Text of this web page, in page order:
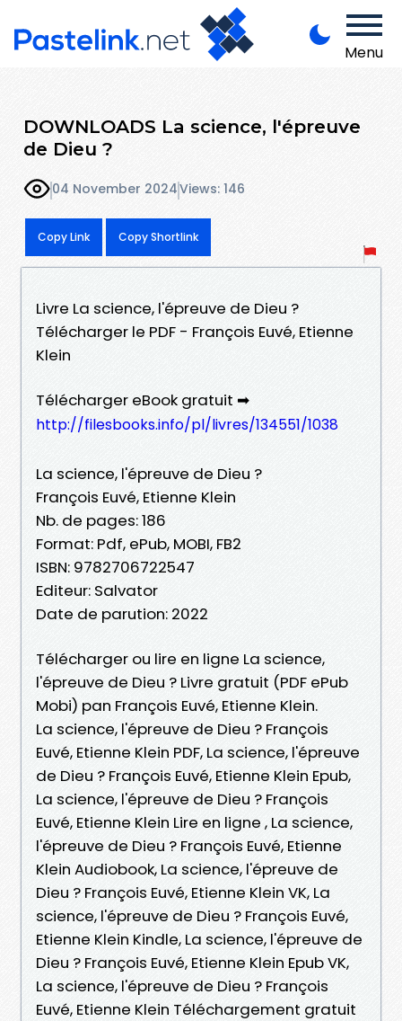
Menu
DOWNLOADS La science, l'épreuve
de Dieu ?
04 November 2024Views: 146
Copy Link Copy Shortlink
Livre La science, l'épreuve de Dieu ?
Télécharger le PDF - François Euvé, Etienne
Klein
Télécharger eBook gratuit ➡
http://filesbooks.info/pl/livres/134551/1038
La science, l'épreuve de Dieu ?
François Euvé, Etienne Klein
Nb. de pages: 186
Format: Pdf, ePub, MOBI, FB2
ISBN: 9782706722547
Editeur: Salvator
Date de parution: 2022
Télécharger ou lire en ligne La science,
l'épreuve de Dieu ? Livre gratuit (PDF ePub
Mobi) pan François Euvé, Etienne Klein.
La science, l'épreuve de Dieu ? François
Euvé, Etienne Klein PDF, La science, l'épreuve
de Dieu ? François Euvé, Etienne Klein Epub,
La science, l'épreuve de Dieu ? François
Euvé, Etienne Klein Lire en ligne , La science,
l'épreuve de Dieu ? François Euvé, Etienne
Klein Audiobook, La science, l'épreuve de
Dieu ? François Euvé, Etienne Klein VK, La
science, l'épreuve de Dieu ? François Euvé,
Etienne Klein Kindle, La science, l'épreuve de
Dieu ? François Euvé, Etienne Klein Epub VK,
La science, l'épreuve de Dieu ? François
Euvé, Etienne Klein Téléchargement gratuit